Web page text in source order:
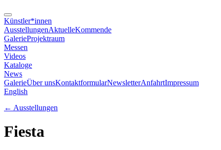
Künstler*innen
AusstellungenAktuelleKommende
GalerieProjektraum
Messen
Videos
Kataloge
News
GalerieÜber unsKontaktformularNewsletterAnfahrtImpressum
English
← Ausstellungen
Fiesta